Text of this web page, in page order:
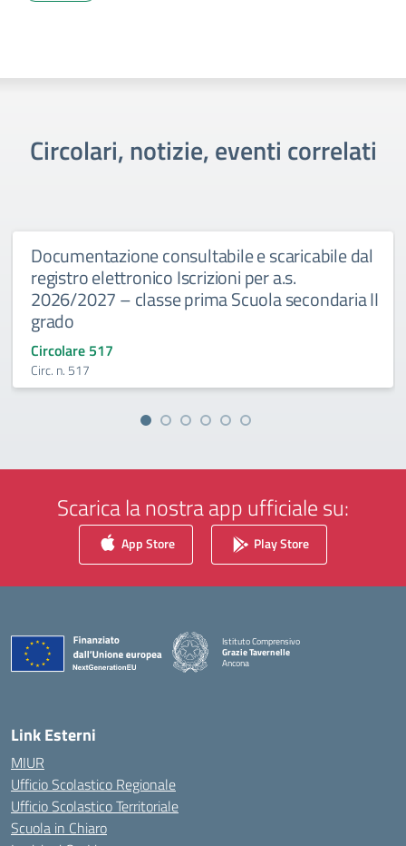
Circolari, notizie, eventi correlati
Documentazione consultabile e scaricabile dal
registro elettronico Iscrizioni per a.s.
2026/2027 – classe prima Scuola secondaria II
grado
Circolare 517
Circ. n. 517
Scarica la nostra app ufficiale su:
App Store Play Store
Istituto Comprensivo
Grazie Tavernelle
Ancona
Link Esterni
MIUR
Ufficio Scolastico Regionale
Ufficio Scolastico Territoriale
Scuola in Chiaro